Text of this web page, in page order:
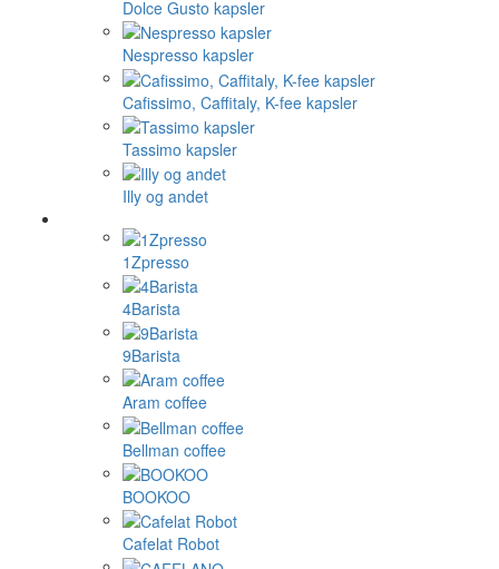
Dolce Gusto kapsler
Nespresso kapsler
Cafissimo, Caffitaly, K-fee kapsler
Tassimo kapsler
Illy og andet
1Zpresso
4Barista
9Barista
Aram coffee
Bellman coffee
BOOKOO
Cafelat Robot